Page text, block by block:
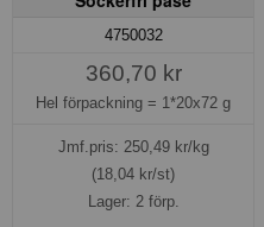
4750032
360,70 kr
Hel förpackning = 1*20x72 g
Jmf.pris: 250,49kr/kg
(18,04 kr/st)
Lager: 2 förp.